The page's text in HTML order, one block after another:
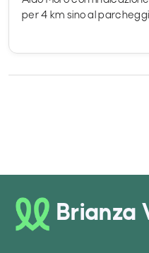
per 4 km sino al
Brianza